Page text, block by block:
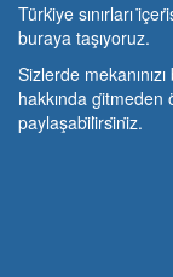
Türki̇ye sınırları
buraya taşıyoruz.
Si̇zlerde
hakkında
paylaşabi̇li̇rsi̇ni̇z.